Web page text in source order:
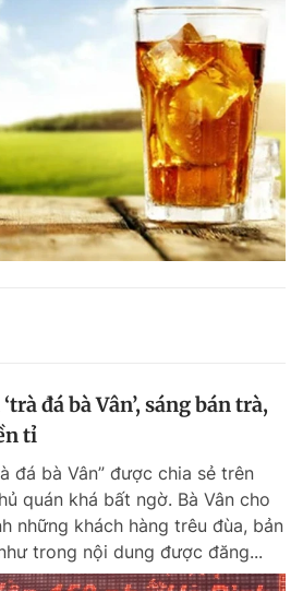
đá bà Vân’, sáng bán trà,
tỉ
đá bà Vân” được chia sẻ trên
quán khá bất ngờ. Bà Vân cho
những khách hàng trêu đùa, bản
trong nội dung được đăng...